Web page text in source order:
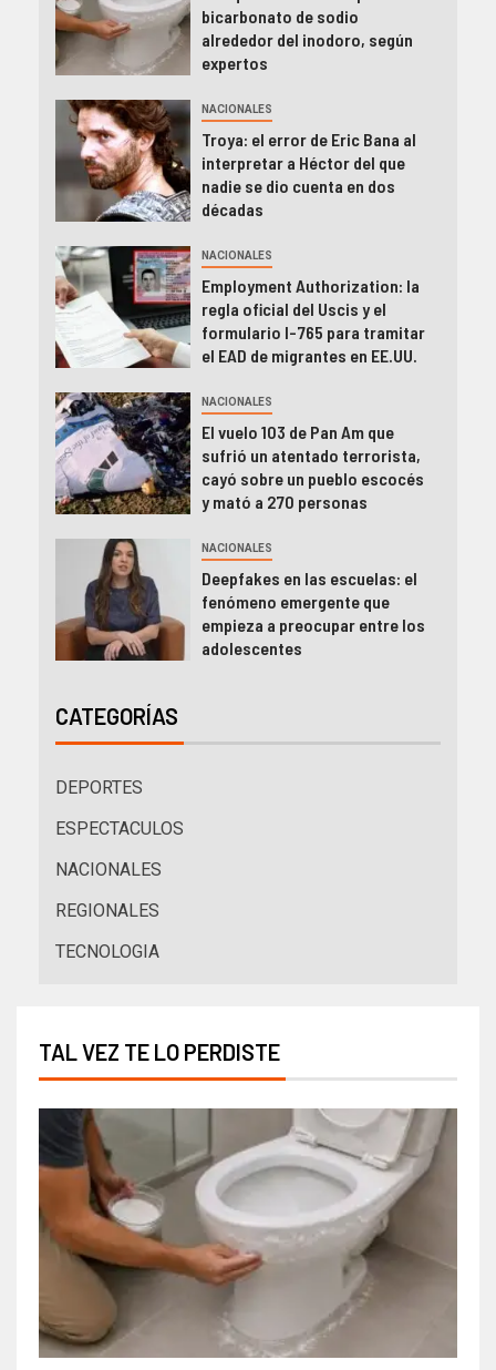
bicarbonato de sodio
alrededor del inodoro, según
expertos
NACIONALES
Troya: el error de Eric Bana al
interpretar a Héctor del que
nadie se dio cuenta en dos
décadas
NACIONALES
Employment Authorization: la
regla oficial del Uscis y el
formulario I-765 para tramitar
el EAD de migrantes en EE.UU.
NACIONALES
El vuelo 103 de Pan Am que
sufrió un atentado terrorista,
cayó sobre un pueblo escocés
y mató a 270 personas
NACIONALES
Deepfakes en las escuelas: el
fenómeno emergente que
empieza a preocupar entre los
adolescentes
CATEGORÍAS
DEPORTES
ESPECTACULOS
NACIONALES
REGIONALES
TECNOLOGIA
TAL VEZ TE LO PERDISTE